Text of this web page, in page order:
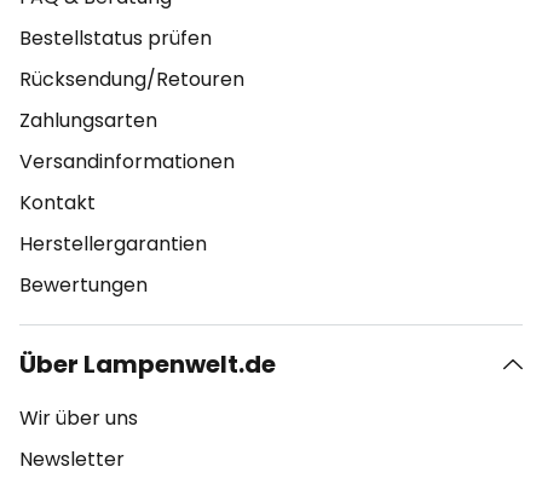
Bestellstatus prüfen
Rücksendung/Retouren
Zahlungsarten
Versandinformationen
Kontakt
Herstellergarantien
Bewertungen
Über Lampenwelt.de
Wir über uns
Newsletter